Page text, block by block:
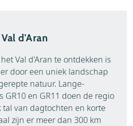
d'Aran
Val d'Aran te ontdekken is
door een uniek landschap
natuur. Lange-
en GR11 doen de regio
tal van dagtochten en korte
zijn er meer dan 300 km